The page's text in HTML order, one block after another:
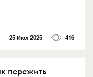
25 Июл 2025 416
пережить